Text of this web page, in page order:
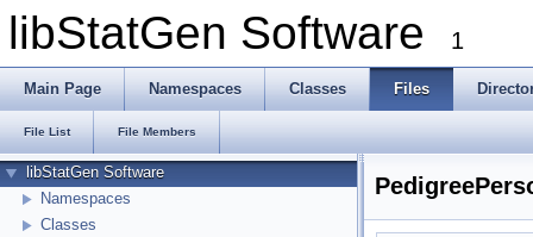
libStatGen Software 1
Main Page Namespaces Classes Files
File List File Members
libStatGen Software
Namespaces
Classes